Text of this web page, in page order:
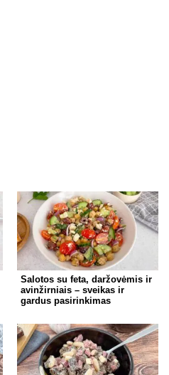
Salotos su feta, daržovėmis ir
avinžirniais – sveikas ir
gardus pasirinkimas